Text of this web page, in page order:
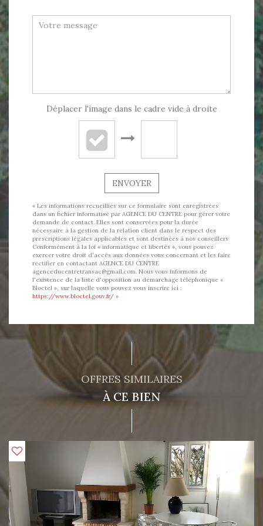
Déplacer l'image dans le cadre vide à droite
ENVOYER
« Les informations recueillies sur ce formulaire sont enregistrées
dans un fichier informatisé par AGENCE DU CENTRE pour gérer votre
demande de contact. Elles sont conservées pour la durée
nécessaire à la gestion de la relation client dans le respect des
prescriptions légales applicables et sont destinées à nos conseillers
Conformément à la loi « informatique et libertés », vous pouvez
exercer votre droit d'accès aux données vous concernant et les faire
rectifier en contactant AGENCE DU CENTRE
agenceducentretransac@gmail.com. Nous vous informons de
l'existence de la liste d'opposition au démarchage téléphonique «
Bloctel », sur laquelle vous pouvez vous inscrire ici :
https://www.bloctel.gouv.fr/ »
OFFRES SIMILAIRES
À CE BIEN